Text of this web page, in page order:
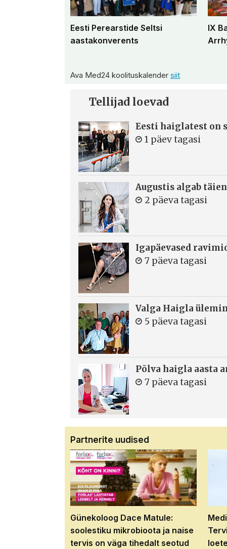
Eesti Perearstide Seltsi
aastakonverents
IX
Ava Med24 koolituskalendersiit
Tellijad loevad
Eesti haiglatest on
1 päev tagasi
Augustis algab
2 päeva tagasi
Igapäevased
7 päeva tagasi
Valga Haigla
5 päeva tagasi
Põlva haigla aasta
7 päeva tagasi
Partnerite uudised
Günekoloog Dace Matule:
soolestiku mikrobioota ja naise
tervis on väga tihedalt seotud